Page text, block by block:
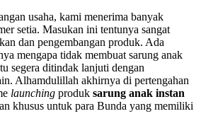
usaha, kami menerima banyak
setia. Masukan ini tentunya sangat
dan pengembangan produk. Ada
mengapa tidak membuat sarung anak
segera ditindak lanjuti dengan
Alhamdulillah akhirnya di pertengahan
launching produk sarung anak instan
khusus untuk para Bunda yang memiliki